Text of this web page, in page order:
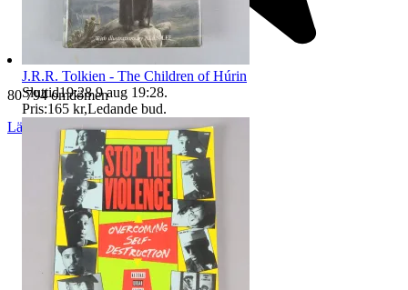
80 794 omdömen
Läs omdömen Följ
J.R.R. Tolkien - The Children of Húrin
Sluttid19:28 9 aug 19:28.
Pris:165 kr,Ledande bud.